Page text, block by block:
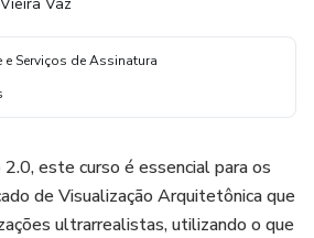
e Serviços de Assinatura
este curso é essencial para os
de Visualização Arquitetônica que
ultrarrealistas, utilizando o que